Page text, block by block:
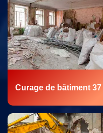
Curage de bâtiment 37